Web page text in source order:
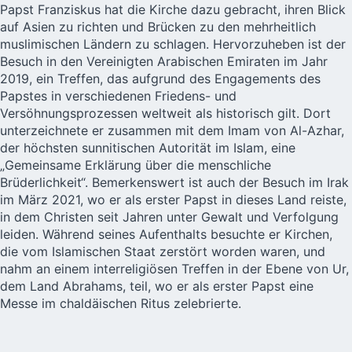
Papst Franziskus hat die Kirche dazu gebracht, ihren Blick
auf Asien zu richten und Brücken zu den mehrheitlich
muslimischen Ländern zu schlagen. Hervorzuheben ist der
Besuch in den Vereinigten Arabischen Emiraten im Jahr
2019, ein Treffen, das aufgrund des Engagements des
Papstes in verschiedenen Friedens- und
Versöhnungsprozessen weltweit als historisch gilt. Dort
unterzeichnete er zusammen mit dem Imam von Al-Azhar,
der höchsten sunnitischen Autorität im Islam, eine
„Gemeinsame Erklärung über die menschliche
Brüderlichkeit“. Bemerkenswert ist auch der Besuch im Irak
im März 2021, wo er als erster Papst in dieses Land reiste,
in dem Christen seit Jahren unter Gewalt und Verfolgung
leiden. Während seines Aufenthalts besuchte er Kirchen,
die vom Islamischen Staat zerstört worden waren, und
nahm an einem interreligiösen Treffen in der Ebene von Ur,
dem Land Abrahams, teil, wo er als erster Papst eine
Messe im chaldäischen Ritus zelebrierte.